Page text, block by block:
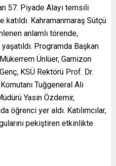
57. Piyade Alayı temsili
katıldı. Kahramanmaraş Sütçü
anlamlı törende,
Programda Başkan
Mükerrem Ünlüer, Garnizon
KSÜ Rektörü Prof. Dr.
Tuğgeneral Ali
Yasin Özdemir,
öğrenci yer aldı. Katılımcılar,
pekiştiren etkinlikte